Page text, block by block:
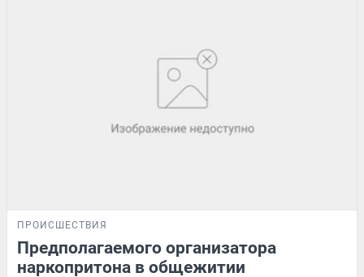
ПРОИСШЕСТВИЯ
Предполагаемого организатора
наркопритона в общежитии